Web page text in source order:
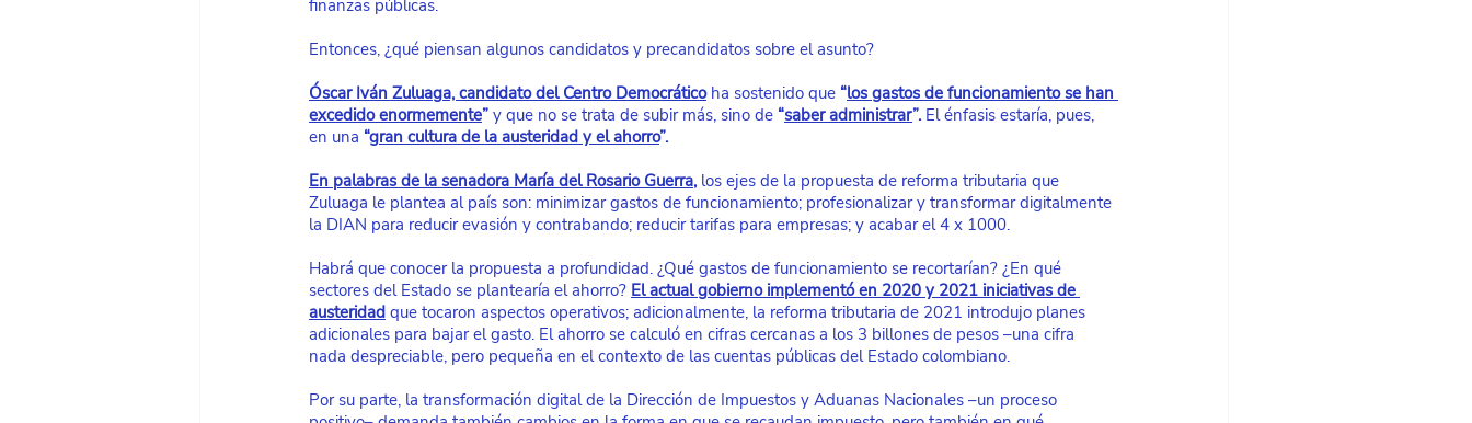
finanzas públicas.
Entonces, ¿qué piensan algunos candidatos y precandidatos sobre el asunto?
Óscar Iván Zuluaga, candidato del Centro Democrático ha sostenido que “los gastos de funcionamiento se han
excedido enormemente” y que no se trata de subir más, sino de “saber administrar”. El énfasis estaría, pues,
en una “gran cultura de la austeridad y el ahorro”.
En palabras de la senadora María del Rosario Guerra, los ejes de la propuesta de reforma tributaria que
Zuluaga le plantea al país son: minimizar gastos de funcionamiento; profesionalizar y transformar digitalmente
la DIAN para reducir evasión y contrabando; reducir tarifas para empresas; y acabar el 4 x 1000.
Habrá que conocer la propuesta a profundidad. ¿Qué gastos de funcionamiento se recortarían? ¿En qué
sectores del Estado se plantearía el ahorro? El actual gobierno implementó en 2020 y 2021 iniciativas de
austeridad que tocaron aspectos operativos; adicionalmente, la reforma tributaria de 2021 introdujo planes
adicionales para bajar el gasto. El ahorro se calculó en cifras cercanas a los 3 billones de pesos –una cifra
nada despreciable, pero pequeña en el contexto de las cuentas públicas del Estado colombiano.
Por su parte, la transformación digital de la Dirección de Impuestos y Aduanas Nacionales –un proceso